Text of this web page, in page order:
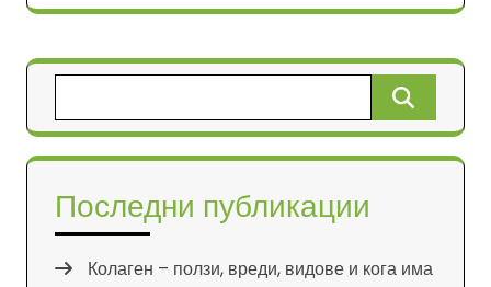
за:
Последни публикации
Колаген – ползи, вреди, видове и кога има